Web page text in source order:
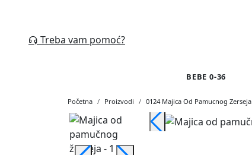
Treba vam pomoć?
BEBE 0-36
Početna Proizvodi 0124 Majica Od Pamucnog Zerseja